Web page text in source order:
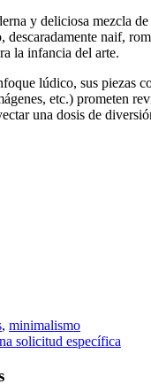
y deliciosa mezcla
descaradamente naif,
la infancia del arte.
lúdico, sus piezas
etc.) prometen
una dosis de
, minimalismo
solicitud específica